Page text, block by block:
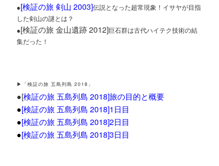
●[検証の旅 剣山 2003]伝説となった超常現象！イサヤが目指
した剣山の謎とは？
●[検証の旅 金山遺跡 2012]巨石群は古代ハイテク技術の結
集だった！
▶「検証の旅 五島列島 2018」
●[検証の旅 五島列島 2018]旅の目的と概要
●[検証の旅 五島列島 2018]1日目
●[検証の旅 五島列島 2018]2日目
●[検証の旅 五島列島 2018]3日目